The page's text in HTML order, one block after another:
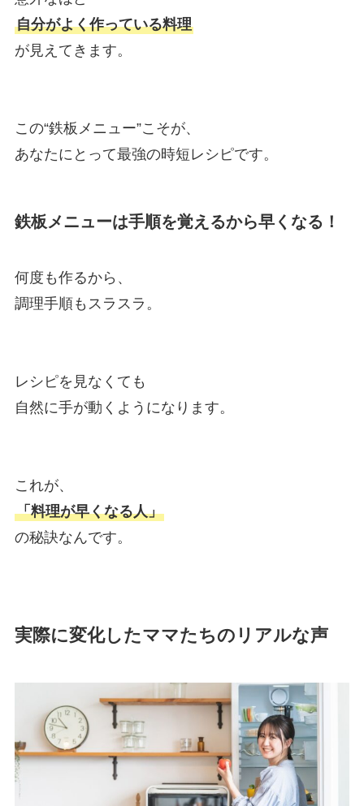
自分がよく作っている料理
が見えてきます。
この“鉄板メニュー”こそが、
あなたにとって最強の時短レシピです。
鉄板メニューは手順を覚えるから早くなる！
何度も作るから、
調理手順もスラスラ。
レシピを見なくても
自然に手が動くようになります。
これが、
「料理が早くなる人」
の秘訣なんです。
実際に変化したママたちのリアルな声